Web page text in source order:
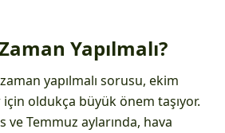
Yapılmalı?
yapılmalı sorusu, ekim
oldukça büyük önem taşıyor.
Temmuz aylarında, hava